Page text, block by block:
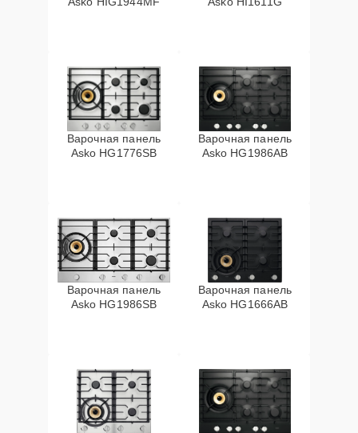
Варочная панель
Asko HG1776SB
Варочная панель
Asko HG1986AB
Варочная панель
Asko HG1986SB
Варочная панель
Asko HG1666AB